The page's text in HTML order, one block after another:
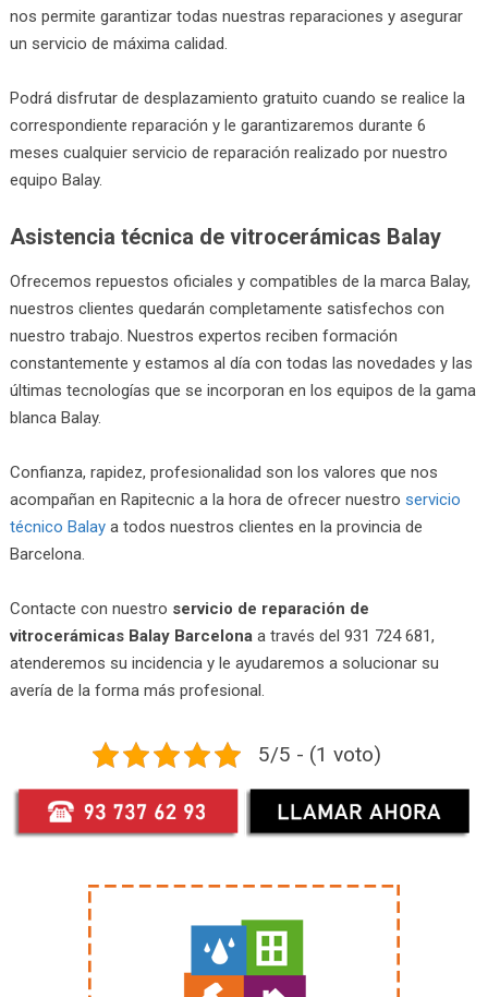
nos permite garantizar todas nuestras reparaciones y asegurar
un servicio de máxima calidad.
Podrá disfrutar de desplazamiento gratuito cuando se realice la
correspondiente reparación y le garantizaremos durante 6
meses cualquier servicio de reparación realizado por nuestro
equipo Balay.
Asistencia técnica de vitrocerámicas Balay
Ofrecemos repuestos oficiales y compatibles de la marca Balay,
nuestros clientes quedarán completamente satisfechos con
nuestro trabajo. Nuestros expertos reciben formación
constantemente y estamos al día con todas las novedades y las
últimas tecnologías que se incorporan en los equipos de la gama
blanca Balay.
Confianza, rapidez, profesionalidad son los valores que nos
acompañan en Rapitecnic a la hora de ofrecer nuestro servicio
técnico Balaya todos nuestros clientes en la provincia de
Barcelona.
Contacte con nuestro servicio de reparación de
vitrocerámicas Balay Barcelonaa través del 931 724 681,
atenderemos su incidencia y le ayudaremos a solucionar su
avería de la forma más profesional.
5/5 - (1 voto)